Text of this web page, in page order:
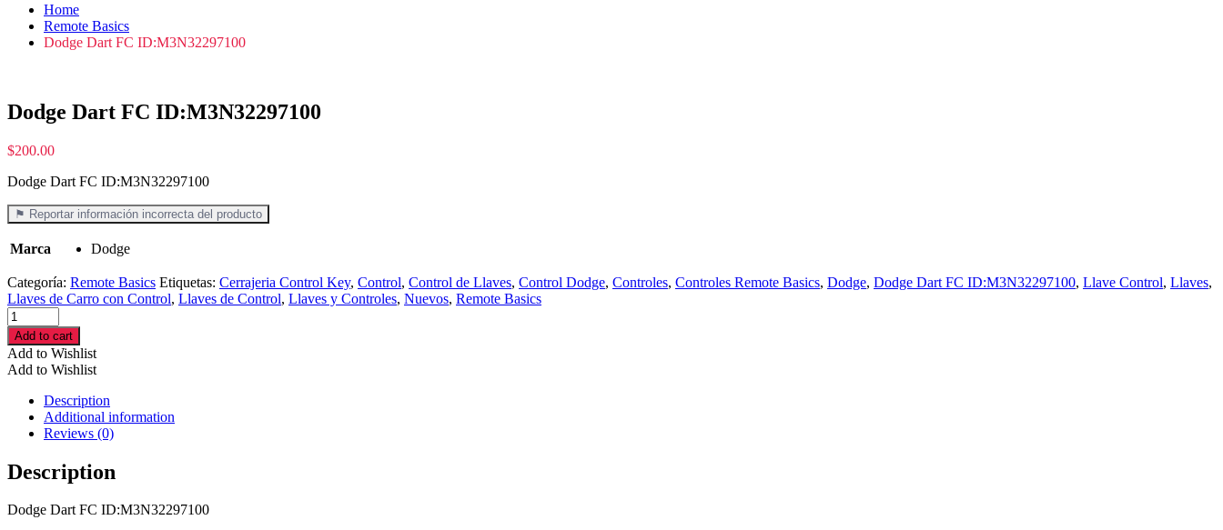
Home
Remote Basics
Dodge Dart FC ID:M3N32297100
Dodge Dart FC ID:M3N32297100
$200.00
Dodge Dart FC ID:M3N32297100
⚑ Reportar información incorrecta del producto
Marca Dodge
Categoría: Remote Basics Etiquetas: Cerrajeria Control Key, Control, Control de Llaves, Control Dodge, Controles, Controles Remote Basics, Dodge, Dodge Dart FC ID:M3N32297100, Llave Control, Llaves,
Llaves de Carro con Control, Llaves de Control, Llaves y Controles, Nuevos, Remote Basics
Dodge
Dart
FC
ID:M3N32297100
cantidad
Add to cart
Add to Wishlist
Add to Wishlist
Description
Additional information
Reviews (0)
Description
Dodge Dart FC ID:M3N32297100